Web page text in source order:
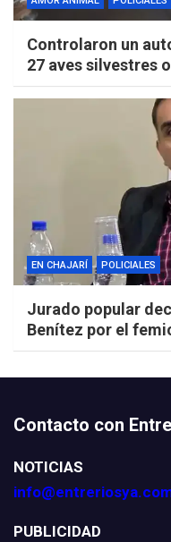
Controlaron un
27 aves silvestres
EN CHAJARÍ POLICIALES
Jurado popular
Benítez por el
Contacto con
NOTICIAS
PUBLICIDAD